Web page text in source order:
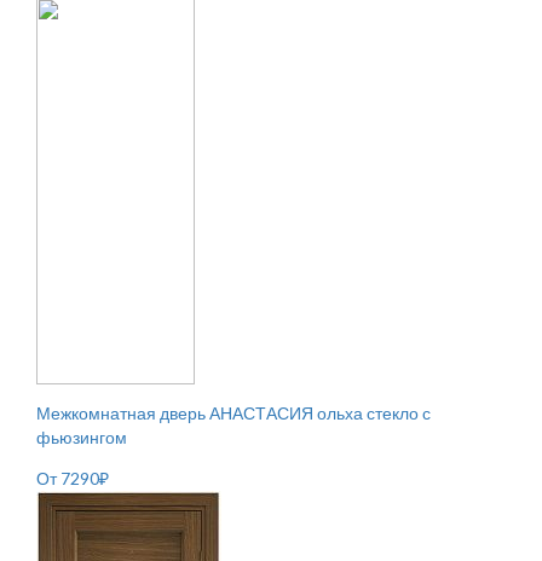
Межкомнатная дверь АНАСТАСИЯ ольха стекло с
фьюзингом
От7290₽